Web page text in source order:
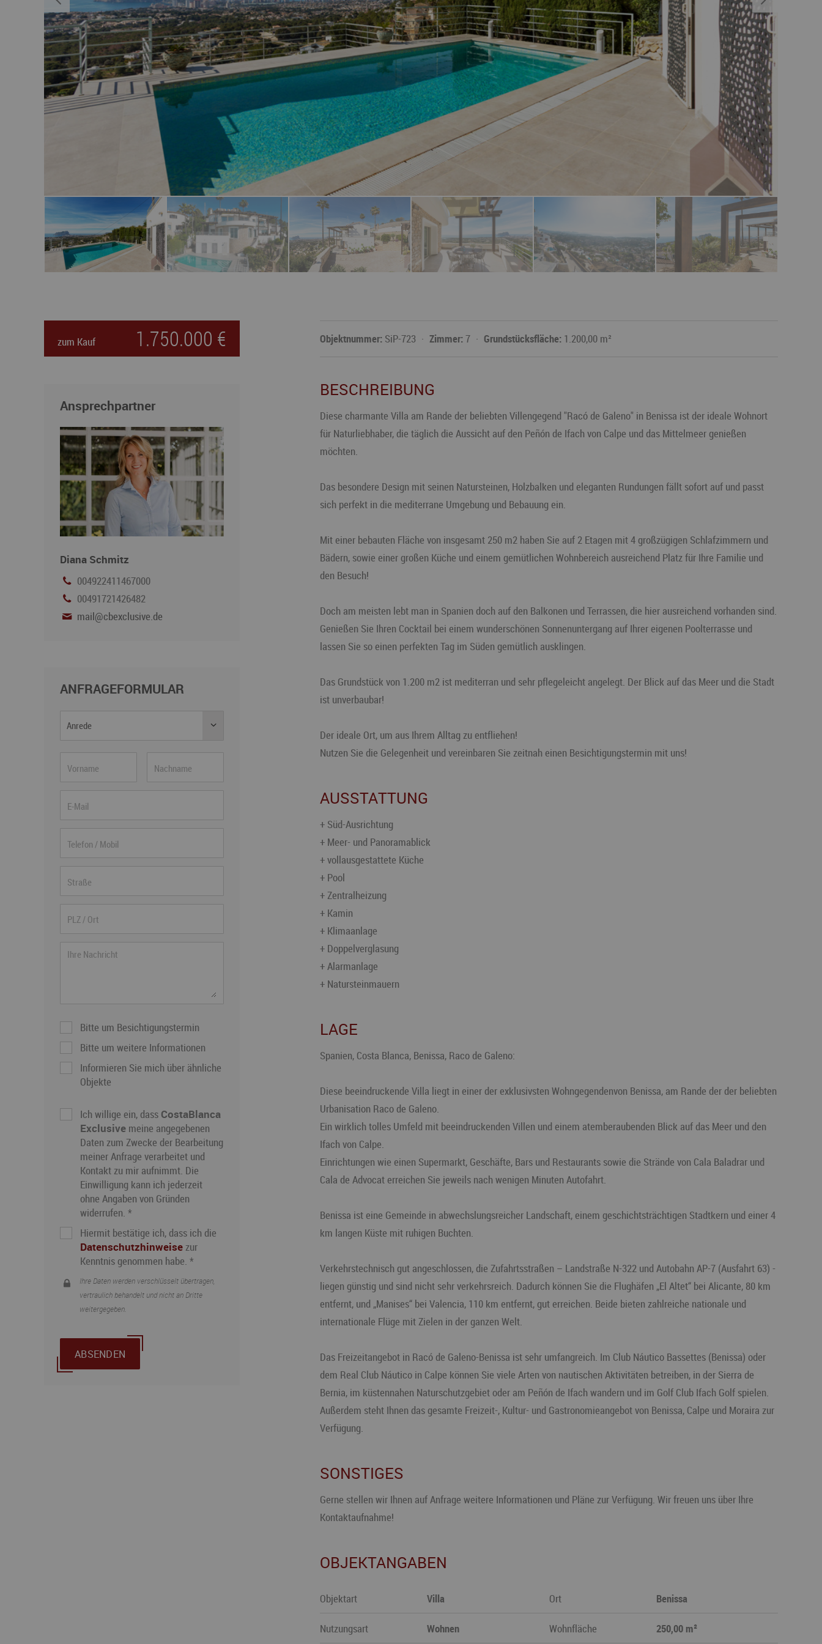
zum Kauf 1.750.000 € Objektnummer: SiP-723 Zimmer:7 Grundstücksfläche: 1.200,00 m²
BESCHREIBUNG
Diese charmante Villa am Rande der beliebten Villengegend "Racó de Galeno" in Benissa ist der ideale Wohnort
für Naturliebhaber, die täglich die Aussicht auf den Peñón de Ifach von Calpe und das Mittelmeer genießen
möchten.
Das besondere Design mit seinen Natursteinen, Holzbalken und eleganten Rundungen fällt sofort auf und passt
sich perfekt in die mediterrane Umgebung und Bebauung ein.
Mit einer bebauten Fläche von insgesamt 250 m2 haben Sie auf 2 Etagen mit 4 großzügigen Schlafzimmern und
Bädern, sowie einer großen Küche und einem gemütlichen Wohnbereich ausreichend Platz für Ihre Familie und
den Besuch!
Doch am meisten lebt man in Spanien doch auf den Balkonen und Terrassen, die hier ausreichend vorhanden sind.
Genießen Sie Ihren Cocktail bei einem wunderschönen Sonnenuntergang auf Ihrer eigenen Poolterrasse und
lassen Sie so einen perfekten Tag im Süden gemütlich ausklingen.
Das Grundstück von 1.200 m2 ist mediterran und sehr pflegeleicht angelegt. Der Blick auf das Meer und die Stadt
ist unverbaubar!
Der ideale Ort, um aus Ihrem Alltag zu entfliehen!
Nutzen Sie die Gelegenheit und vereinbaren Sie zeitnah einen Besichtigungstermin mit uns!
AUSSTATTUNG
+ Süd-Ausrichtung
+ Meer- und Panoramablick
+ vollausgestattete Küche
+ Pool
+ Zentralheizung
+ Kamin
+ Klimaanlage
+ Doppelverglasung
+ Alarmanlage
+ Natursteinmauern
LAGE
Spanien, Costa Blanca, Benissa, Raco de Galeno:
Diese beeindruckende Villa liegt in einer der exklusivsten Wohngegendenvon Benissa, am Rande der der beliebten
Urbanisation Raco de Galeno.
Ein wirklich tolles Umfeld mit beeindruckenden Villen und einem atemberaubenden Blick auf das Meer und den
Ifach von Calpe.
Einrichtungen wie einen Supermarkt, Geschäfte, Bars und Restaurants sowie die Strände von Cala Baladrar und
Cala de Advocat erreichen Sie jeweils nach wenigen Minuten Autofahrt.
Benissa ist eine Gemeinde in abwechslungsreicher Landschaft, einem geschichtsträchtigen Stadtkern und einer 4
km langen Küste mit ruhigen Buchten.
Verkehrstechnisch gut angeschlossen, die Zufahrtsstraßen – Landstraße N-322 und Autobahn AP-7 (Ausfahrt 63) -
liegen günstig und sind nicht sehr verkehrsreich. Dadurch können Sie die Flughäfen „El Altet“ bei Alicante, 80 km
entfernt, und „Manises“ bei Valencia, 110 km entfernt, gut erreichen. Beide bieten zahlreiche nationale und
internationale Flüge mit Zielen in der ganzen Welt.
Das Freizeitangebot in Racó de Galeno-Benissa ist sehr umfangreich. Im Club Náutico Bassettes (Benissa) oder
dem Real Club Náutico in Calpe können Sie viele Arten von nautischen Aktivitäten betreiben, in der Sierra de
Bernia, im küstennahen Naturschutzgebiet oder am Peñón de Ifach wandern und im Golf Club Ifach Golf spielen.
Außerdem steht Ihnen das gesamte Freizeit-, Kultur- und Gastronomieangebot von Benissa, Calpe und Moraira zur
Verfügung.
SONSTIGES
Gerne stellen wir Ihnen auf Anfrage weitere Informationen und Pläne zur Verfügung. Wir freuen uns über Ihre
Kontaktaufnahme!
OBJEKTANGABEN
Objektart Villa Ort Benissa
Nutzungsart Wohnen Wohnfläche 250,00 m²
Ansprechpartner
Diana Schmitz
004922411467000
00491721426482
mail@cbexclusive.de
ANFRAGEFORMULAR
Anrede
Bitte um Besichtigungstermin
Bitte um weitere Informationen
Informieren Sie mich über ähnliche
Objekte
Ich willige ein, dass CostaBlanca
Exclusive meine angegebenen
Daten zum Zwecke der Bearbeitung
meiner Anfrage verarbeitet und
Kontakt zu mir aufnimmt. Die
Einwilligung kann ich jederzeit
ohne Angaben von Gründen
widerrufen. *
Hiermit bestätige ich, dass ich die
Datenschutzhinweisezur
Kenntnis genommen habe. *
Ihre Daten werden verschlüsselt übertragen,
vertraulich behandelt und nicht an Dritte
weitergegeben.
ABSENDEN